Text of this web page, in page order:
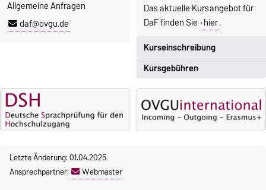
Allgemeine Anfragen
daf@ovgu.de
Kurseinschreibung
Einschreibezeitraum:
5. Oktober 2026, 9.00 Uhr bis
23. Oktober 2026, 18 Uhr
Moodle
OVGU-Account
Das aktuelle Kursangebot für
DaF finden Sie hier.
Kursgebühren
Sprachkurse sind i. d. R.
gebührenpflichtig.
Gebühren
Letzte Änderung: 01.04.2025
Ansprechpartner:
Webmaster